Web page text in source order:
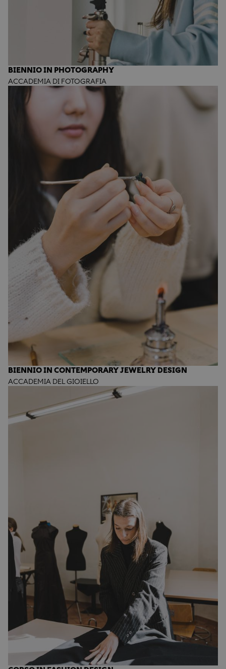
BIENNIO IN PHOTOGRAPHY
ACCADEMIA DI FOTOGRAFIA
BIENNIO IN CONTEMPORARY JEWELRY DESIGN
ACCADEMIA DEL GIOIELLO